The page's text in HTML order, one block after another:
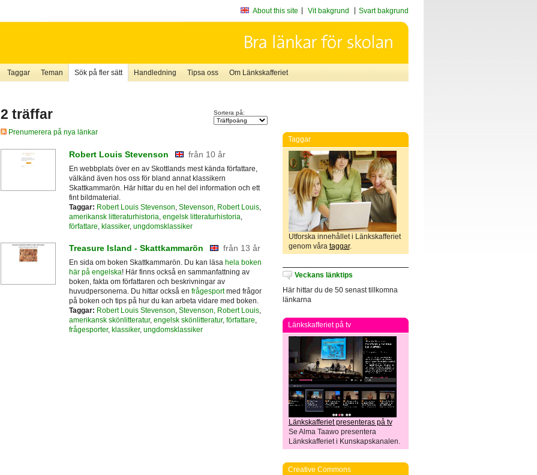
About this site Vit bakgrund Svart bakgrund
Taggar Teman Sök på fler sätt Handledning Tipsa oss Om Länkskafferiet
2 träffar Sortera på:
Prenumerera på nya länkar
Robert Louis Stevenson från 10 år
En webbplats över en av Skottlands mest kända författare,
välkänd även hos oss för bland annat klassikern
Skattkammarön. Här hittar du en hel del information och ett
fint bildmaterial.
Taggar: Robert Louis Stevenson Stevenson, Robert Louis,
amerikansk litteraturhistoria engelsk litteraturhistoria
författare klassiker, ungdomsklassiker
Treasure Island - Skattkammarön från 13 år
En sida om boken Skattkammarön. Du kan läsa hela boken
här på engelska! Här finns också en sammanfattning av
boken, fakta om författaren och beskrivningar av
huvudpersonerna. Du hittar också en frågesportmed frågor
på boken och tips på hur du kan arbeta vidare med boken.
Taggar: Robert Louis Stevenson, Stevenson, Robert Louis,
amerikansk skönlitteratur, engelsk skönlitteratur, författare,
frågesporter, klassiker, ungdomsklassiker
Taggar
Utforska innehållet i Länkskafferiet
genom våra taggar.
Veckans länktips
Här hittar du de 50 senast tillkomna
länkarna
Länkskafferiet på tv
Länkskafferiet presenteras på tv
Se Alma Taawo presentera
Länkskafferiet i Kunskapskanalen.
Creative Commons